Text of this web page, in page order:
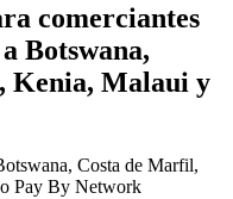
comerciantes
Botswana,
Kenia, Malaui y
Costa de Marfil,
Pay By Network